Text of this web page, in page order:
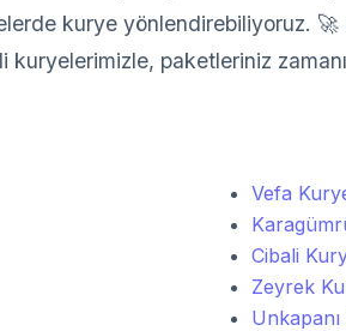
kurye yönlendirebiliyoruz.
kuryelerimizle, paketleriniz
Vefa
Cibali
Zeyrek